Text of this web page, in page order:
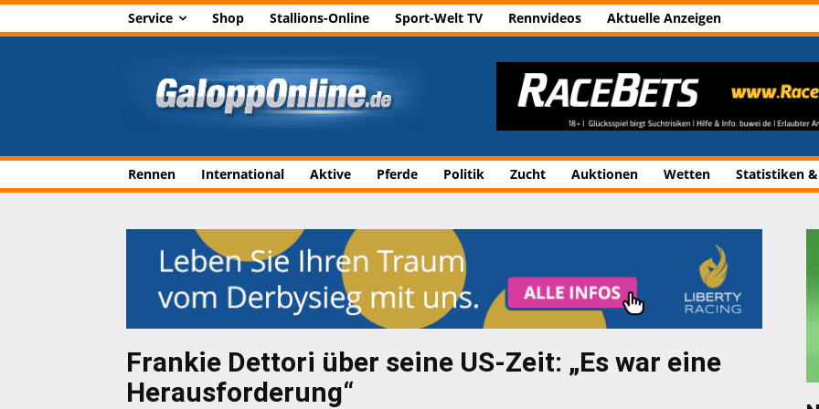
Service Shop Stallions-Online Sport-Welt TV Rennvideos Aktuelle Anzeigen
Rennen International Aktive Pferde Politik Zucht Auktionen Wetten Statistiken
Frankie Dettori über seine US-Zeit: „Es war eine
Herausforderung“